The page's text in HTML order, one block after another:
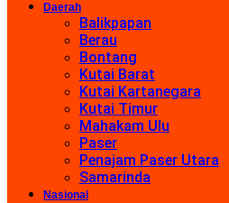
Daerah
Balikpapan
Berau
Bontang
Kutai Barat
Kutai Kartanegara
Kutai Timur
Mahakam Ulu
Paser
Penajam Paser Utara
Samarinda
Nasional